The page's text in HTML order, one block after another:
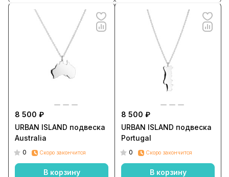
8 500 ₽
URBAN ISLAND подвеска
Australia
0 Скоро закончится
В корзину
8 500 ₽
URBAN ISLAND подвеска
Portugal
0 Скоро закончится
В корзину